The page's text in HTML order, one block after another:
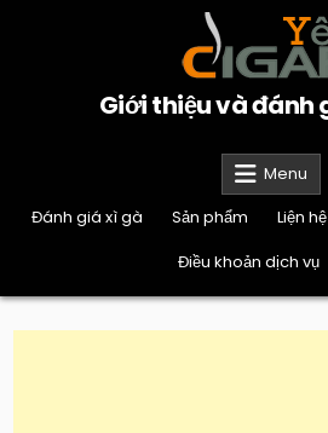
Giới thiệu và đánh
Menu
Đánh giá xì gà
Sản phẩm Liện hệ
Điều khoản dịch vụ